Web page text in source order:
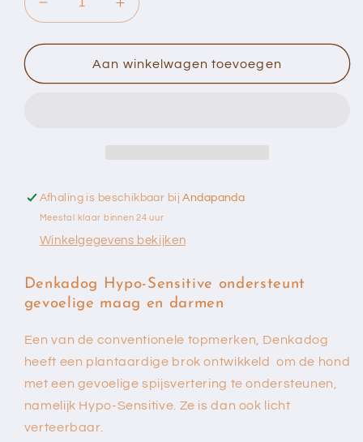
Aantal
verlagen
voor
Denkadog
Hypo
Aantal
verhogen
voor
Denkadog
Hypo
Aan winkelwagen toevoegen
Afhaling is beschikbaar bijAndapanda
Meestal klaar binnen 24 uur
Winkelgegevens bekijken
Denkadog Hypo-Sensitive ondersteunt
gevoelige maag en darmen
Een van de conventionele topmerken, Denkadog
heeft een plantaardige brok ontwikkeld om de hond
met een gevoelige spijsvertering te ondersteunen,
namelijk Hypo-Sensitive. Ze is dan ook licht
verteerbaar.